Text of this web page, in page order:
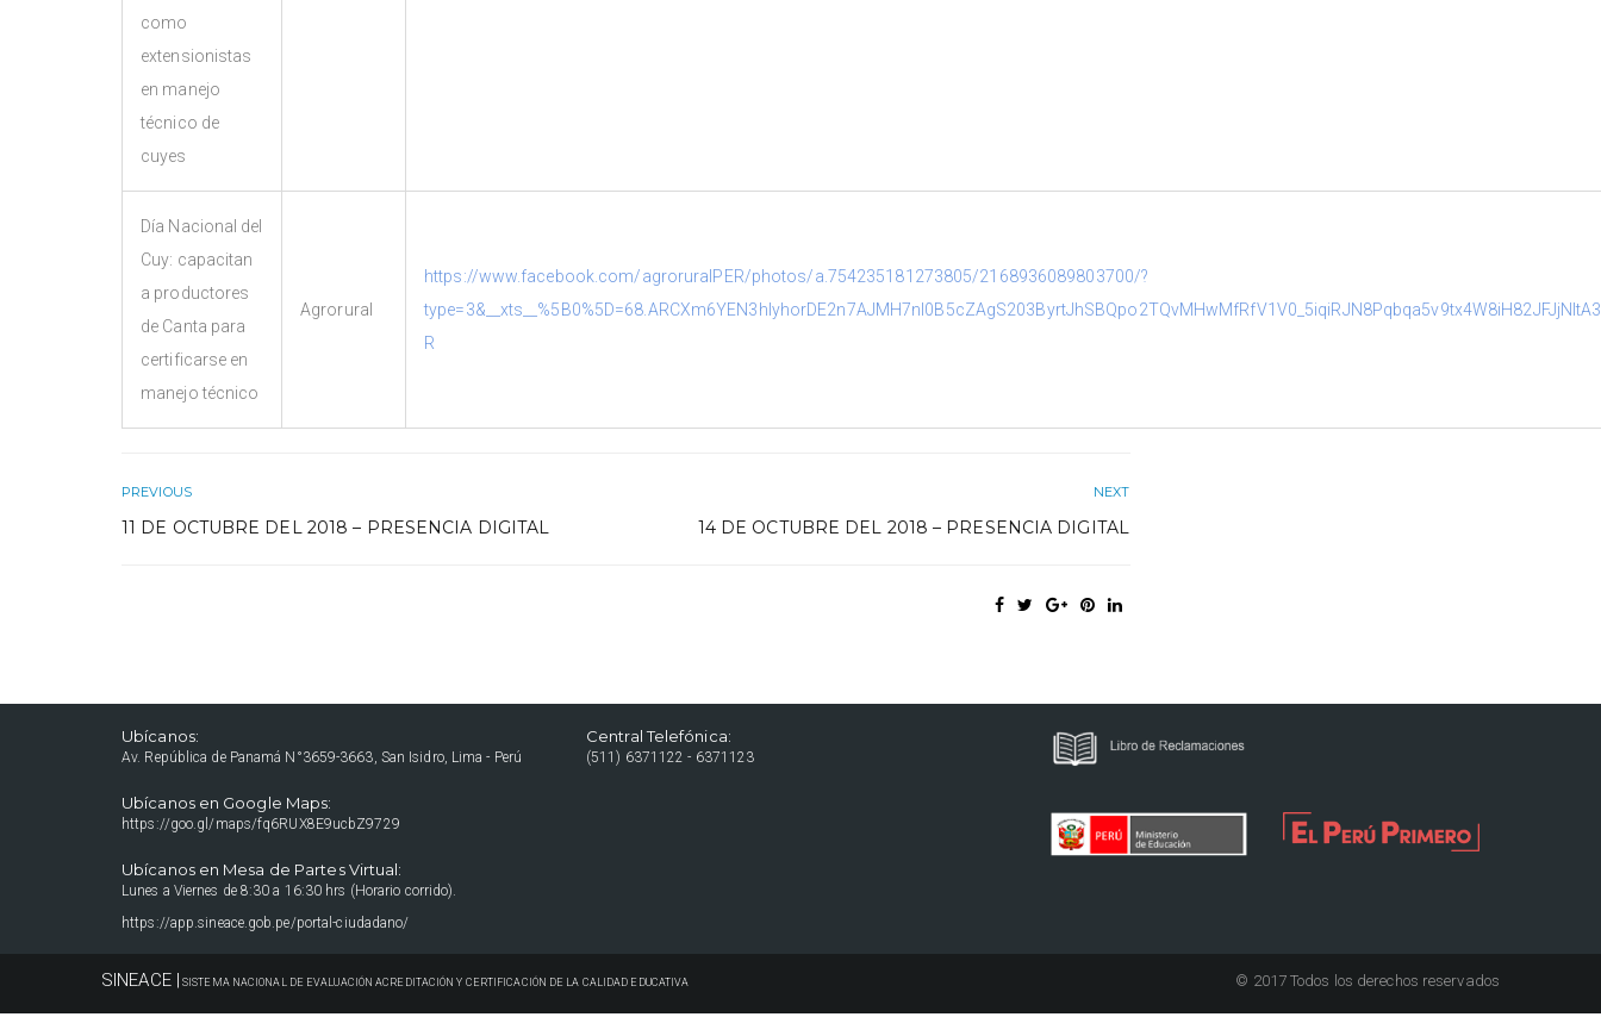
como
extensionistas
en manejo
técnico de
cuyes
Día Nacional del
Cuy: capacitan
a productores
de Canta para
certificarse en
manejo técnico
Agrorural
https://www.facebook.com/agroruralPER/photos/a.754235181273805/2168936089803700/?
R
PREVIOUS
11 DE OCTUBRE DEL 2018 – PRESENCIA DIGITAL
NEXT
14 DE OCTUBRE DEL 2018 – PRESENCIA DIGITAL
Ubícanos:
Av. República de Panamá N°3659-3663, San Isidro, Lima - Perú
Ubícanos en Google Maps:
https://goo.gl/maps/fq6RUX8E9ucbZ9729
Ubícanos en Mesa de Partes Virtual:
Lunes a Viernes de 8:30 a 16:30 hrs (Horario corrido).
https://app.sineace.gob.pe/portal-ciudadano/
Central Telefónica:
(511) 6371122 - 6371123
SINEACE | SISTEMA NACIONAL DE EVALUACIÓN ACREDITACIÓN Y CERTIFICACIÓN DE LA CALIDAD EDUCATIVA © 2017 Todos los derechos reservados